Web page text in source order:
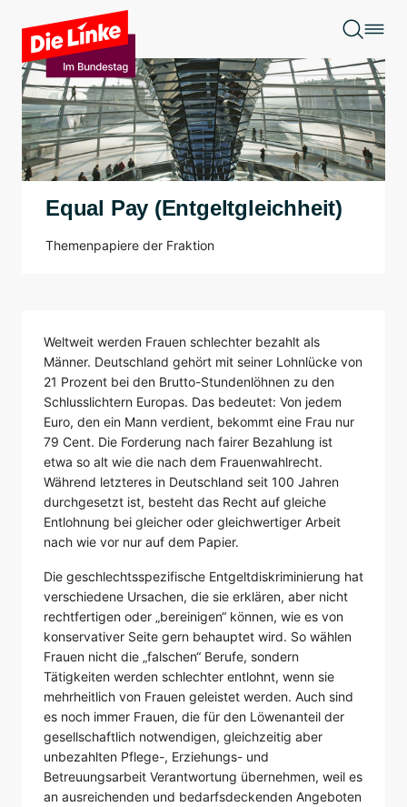
Zum Hauptinhalt springen
Equal Pay (Entgeltgleichheit)
Themenpapiere der Fraktion
Weltweit werden Frauen schlechter bezahlt als
Männer. Deutschland gehört mit seiner Lohnlücke von
21 Prozent bei den Brutto-Stundenlöhnen zu den
Schlusslichtern Europas. Das bedeutet: Von jedem
Euro, den ein Mann verdient, bekommt eine Frau nur
79 Cent. Die Forderung nach fairer Bezahlung ist
etwa so alt wie die nach dem Frauenwahlrecht.
Während letzteres in Deutschland seit 100 Jahren
durchgesetzt ist, besteht das Recht auf gleiche
Entlohnung bei gleicher oder gleichwertiger Arbeit
nach wie vor nur auf dem Papier.
Die geschlechtsspezifische Entgeltdiskriminierung hat
verschiedene Ursachen, die sie erklären, aber nicht
rechtfertigen oder „bereinigen“ können, wie es von
konservativer Seite gern behauptet wird. So wählen
Frauen nicht die „falschen“ Berufe, sondern
Tätigkeiten werden schlechter entlohnt, wenn sie
mehrheitlich von Frauen geleistet werden. Auch sind
es noch immer Frauen, die für den Löwenanteil der
gesellschaftlich notwendigen, gleichzeitig aber
unbezahlten Pflege-, Erziehungs- und
Betreuungsarbeit Verantwortung übernehmen, weil es
an ausreichenden und bedarfsdeckenden Angeboten